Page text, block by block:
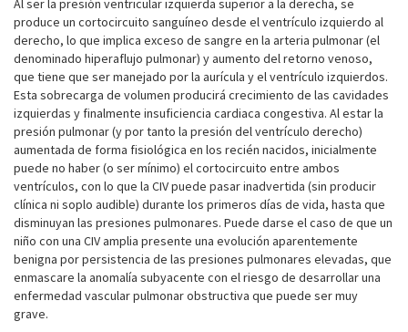
Al ser la presión ventricular izquierda superior a la derecha, se
produce un cortocircuito sanguíneo desde el ventrículo izquierdo al
derecho, lo que implica exceso de sangre en la arteria pulmonar (el
denominado hiperaflujo pulmonar) y aumento del retorno venoso,
que tiene que ser manejado por la aurícula y el ventrículo izquierdos.
Esta sobrecarga de volumen producirá crecimiento de las cavidades
izquierdas y finalmente insuficiencia cardiaca congestiva. Al estar la
presión pulmonar (y por tanto la presión del ventrículo derecho)
aumentada de forma fisiológica en los recién nacidos, inicialmente
puede no haber (o ser mínimo) el cortocircuito entre ambos
ventrículos, con lo que la CIV puede pasar inadvertida (sin producir
clínica ni soplo audible) durante los primeros días de vida, hasta que
disminuyan las presiones pulmonares. Puede darse el caso de que un
niño con una CIV amplia presente una evolución aparentemente
benigna por persistencia de las presiones pulmonares elevadas, que
enmascare la anomalía subyacente con el riesgo de desarrollar una
enfermedad vascular pulmonar obstructiva que puede ser muy
grave.